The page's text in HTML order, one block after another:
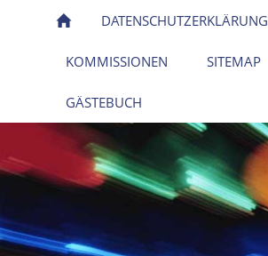
DATENSCHUTZERKLÄRUNG
KOMMISSIONEN SITEMAP
GÄSTEBUCH